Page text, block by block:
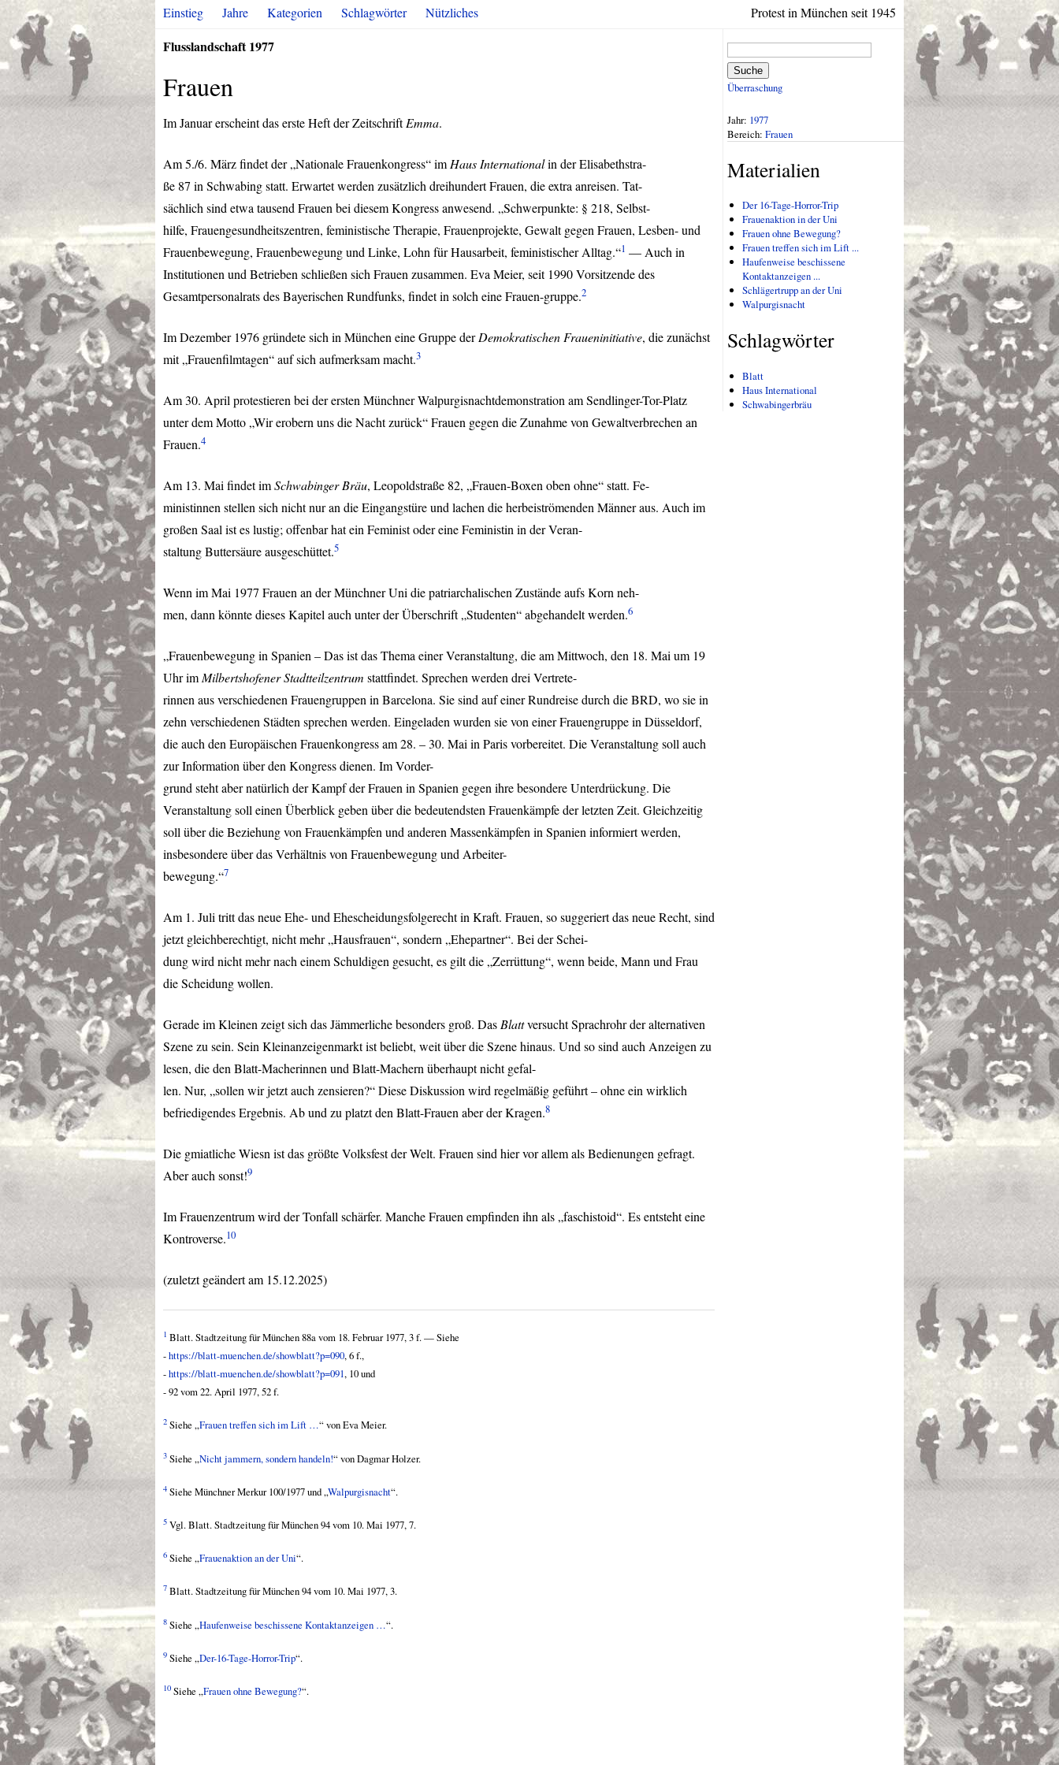
Protest in München seit 1945
Einstieg Jahre Kategorien Schlagwörter Nützliches
Flusslandschaft 1977
Frauen
Im Januar erscheint das erste Heft der ZeitschriftEmma.
Am 5./6. März findet der „Nationale Frauenkongress“ im Haus Internationalin der Elisabethstra-
ße 87 in Schwabing statt. Erwartet werden zusätzlich dreihundert Frauen, die extra anreisen. Tat-
sächlich sind etwa tausend Frauen bei diesem Kongress anwesend. „Schwerpunkte: § 218, Selbst-
hilfe, Frauengesundheitszentren, feministische Therapie, Frauenprojekte, Gewalt gegen Frauen, Lesben- und
Frauenbewegung, Frauenbewegung und Linke, Lohn für Hausarbeit, feministischer Alltag.“1 — Auch in
Institutionen und Betrieben schließen sich Frauen zusammen. Eva Meier, seit 1990 Vorsitzende des
Gesamtpersonalrats des Bayerischen Rundfunks, findet in solch eine Frauen-gruppe.2
Im Dezember 1976 gründete sich in München eine Gruppe derDemokratischen Fraueninitiative, die zunächst
mit „Frauenfilmtagen“ auf sich aufmerksam macht.3
Am 30. April protestieren bei der ersten Münchner Walpurgisnachtdemonstration am Sendlinger-Tor-Platz
unter dem Motto „Wir erobern uns die Nacht zurück“ Frauen gegen die Zunahme von Gewaltverbrechen an
Frauen.4
Am 13. Mai findet imSchwabinger Bräu, Leopoldstraße 82, „Frauen-Boxen oben ohne“ statt. Fe-
ministinnen stellen sich nicht nur an die Eingangstüre und lachen die herbeiströmenden Männer aus. Auch im
großen Saal ist es lustig; offenbar hat ein Feminist oder eine Feministin in der Veran-
staltung Buttersäure ausgeschüttet.5
Wenn im Mai 1977 Frauen an der Münchner Uni die patriarchalischen Zustände aufs Korn neh-
men, dann könnte dieses Kapitel auch unter der Überschrift „Studenten“ abgehandelt werden.6
„Frauenbewegung in Spanien – Das ist das Thema einer Veranstaltung, die am Mittwoch, den 18. Mai um 19
Uhr im Milbertshofener Stadtteilzentrum stattfindet. Sprechen werden drei Vertrete-
rinnen aus verschiedenen Frauengruppen in Barcelona. Sie sind auf einer Rundreise durch dieBRD, wo sie in
zehn verschiedenen Städten sprechen werden. Eingeladen wurden sie von einer Frauengruppe in Düsseldorf,
die auch den Europäischen Frauenkongress am 28. – 30. Mai in Paris vorbereitet. Die Veranstaltung soll auch
zur Information über den Kongress dienen. Im Vorder-
grund steht aber natürlich der Kampf der Frauen in Spanien gegen ihre besondere Unterdrückung. Die
Veranstaltung soll einen Überblick geben über die bedeutendsten Frauenkämpfe der letzten Zeit. Gleichzeitig
soll über die Beziehung von Frauenkämpfen und anderen Massenkämpfen in Spanien informiert werden,
insbesondere über das Verhältnis von Frauenbewegung und Arbeiter-
bewegung.“7
Am 1. Juli tritt das neue Ehe- und Ehescheidungsfolgerecht in Kraft. Frauen, so suggeriert das neue Recht, sind
jetzt gleichberechtigt, nicht mehr „Hausfrauen“, sondern „Ehepartner“. Bei der Schei-
dung wird nicht mehr nach einem Schuldigen gesucht, es gilt die „Zerrüttung“, wenn beide, Mann und Frau
die Scheidung wollen.
Gerade im Kleinen zeigt sich das Jämmerliche besonders groß. Das Blattversucht Sprachrohr der alternativen
Szene zu sein. Sein Kleinanzeigenmarkt ist beliebt, weit über die Szene hinaus. Und so sind auch Anzeigen zu
lesen, die den Blatt-Macherinnen und Blatt-Machern überhaupt nicht gefal-
len. Nur, „sollen wir jetzt auch zensieren?“ Diese Diskussion wird regelmäßig geführt – ohne ein wirklich
befriedigendes Ergebnis. Ab und zu platzt den Blatt-Frauen aber der Kragen.8
Die gmiatliche Wiesn ist das größte Volksfest der Welt. Frauen sind hier vor allem als Bedienungen gefragt.
Aber auch sonst!9
Im Frauenzentrum wird der Tonfall schärfer. Manche Frauen empfinden ihn als „faschistoid“. Es entsteht eine
Kontroverse.10
(zuletzt geändert am 15.12.2025)
1 Blatt. Stadtzeitung für München 88a vom 18. Februar 1977, 3 f. — Siehe
-https://blatt-muenchen.de/showblatt?p=090, 6 f.,
-https://blatt-muenchen.de/showblatt?p=091, 10 und
- 92 vom 22. April 1977, 52 f.
2 Siehe „Frauen treffen sich im Lift …“ von Eva Meier.
3 Siehe „Nicht jammern, sondern handeln!“ von Dagmar Holzer.
4 Siehe Münchner Merkur 100/1977 und „Walpurgisnacht“.
5 Vgl. Blatt. Stadtzeitung für München 94 vom 10. Mai 1977, 7.
6 Siehe „Frauenaktion an der Uni“.
7 Blatt. Stadtzeitung für München 94 vom 10. Mai 1977, 3.
8 Siehe „Haufenweise beschissene Kontaktanzeigen …“.
9 Siehe „Der-16-Tage-Horror-Trip“.
10 Siehe „Frauen ohne Bewegung?“.
Suche
Überraschung
Jahr: 1977
Bereich: Frauen
Materialien
Der 16-Tage-Horror-Trip
Frauenaktion in der Uni
Frauen ohne Bewegung?
Frauen treffen sich im Lift ...
Haufenweise beschissene
Kontaktanzeigen ...
Schlägertrupp an der Uni
Walpurgisnacht
Schlagwörter
Blatt
Haus International
Schwabingerbräu